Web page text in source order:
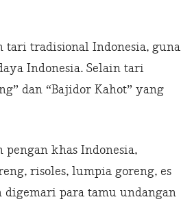
tradisional Indonesia, guna
Indonesia. Selain tari
dan “Bajidor Kahot” yang
khas Indonesia,
risoles, lumpia goreng, es
para tamu undangan